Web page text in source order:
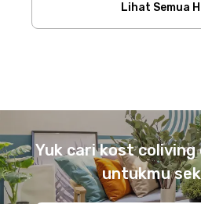
Lihat Semua
Yuk cari kost
untukmu